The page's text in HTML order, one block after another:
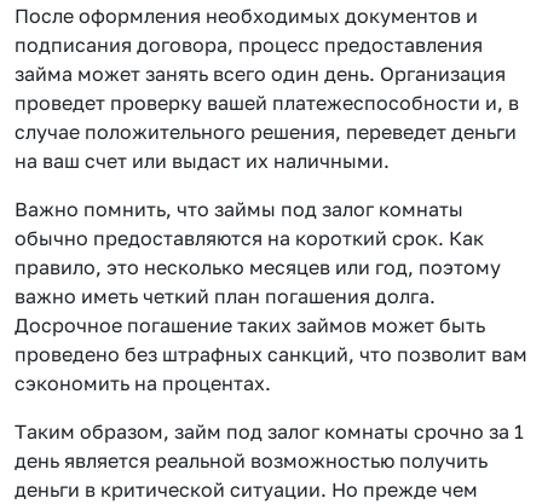
После оформления необходимых документов и
подписания договора, процесс предоставления
займа может занять всего один день. Организация
проведет проверку вашей платежеспособности и, в
случае положительного решения, переведет деньги
на ваш счет или выдаст их наличными.
Важно помнить, что займы под залог комнаты
обычно предоставляются на короткий срок. Как
правило, это несколько месяцев или год, поэтому
важно иметь четкий план погашения долга.
Досрочное погашение таких займов может быть
проведено без штрафных санкций, что позволит вам
сэкономить на процентах.
Таким образом, займ под залог комнаты срочно за 1
день является реальной возможностью получить
деньги в критической ситуации. Но прежде чем